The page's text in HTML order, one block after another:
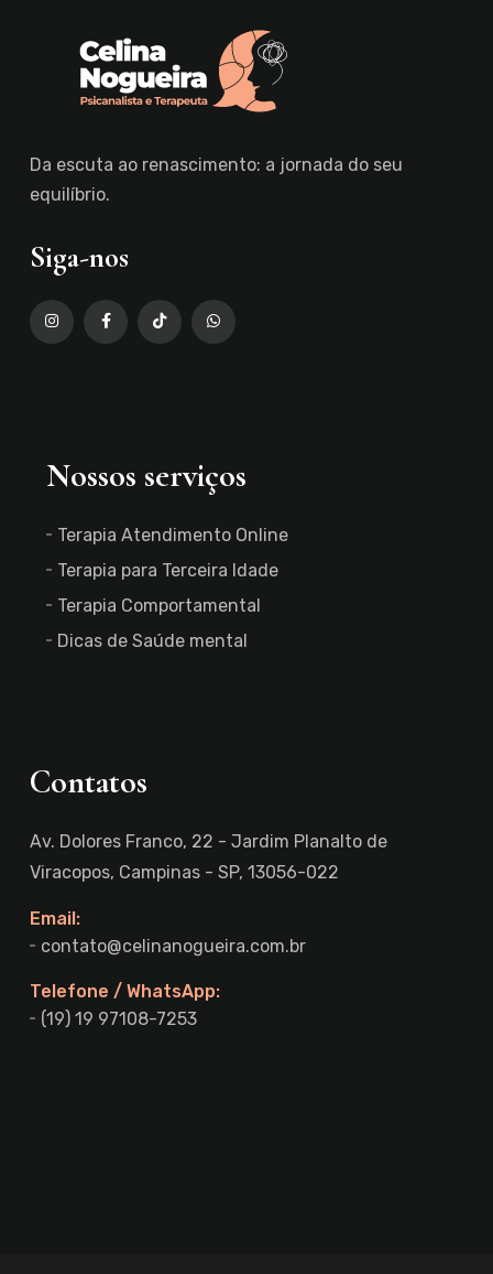
Da escuta ao renascimento: a jornada do seu
equilíbrio.
Siga-nos
Nossos serviços
Terapia Atendimento Online
Terapia para Terceira Idade
Terapia Comportamental
Dicas de Saúde mental
Contatos
Av. Dolores Franco, 22 - Jardim Planalto de
Viracopos, Campinas - SP, 13056-022
Email:
contato@celinanogueira.com.br
Telefone / WhatsApp:
(19) 19 97108-7253